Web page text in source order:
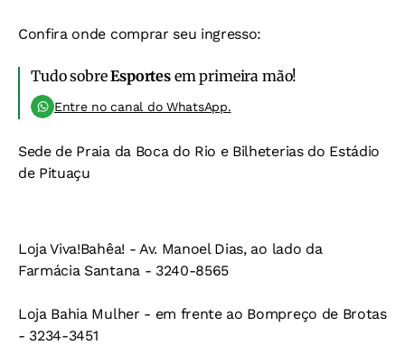
Confira onde comprar seu ingresso:
Tudo sobreEsportesem primeira mão!
Entre no canal do WhatsApp.
Sede de Praia da Boca do Rio e Bilheterias do Estádio
de Pituaçu
Loja Viva!Bahêa! - Av. Manoel Dias, ao lado da
Farmácia Santana - 3240-8565
Loja Bahia Mulher - em frente ao Bompreço de Brotas
- 3234-3451